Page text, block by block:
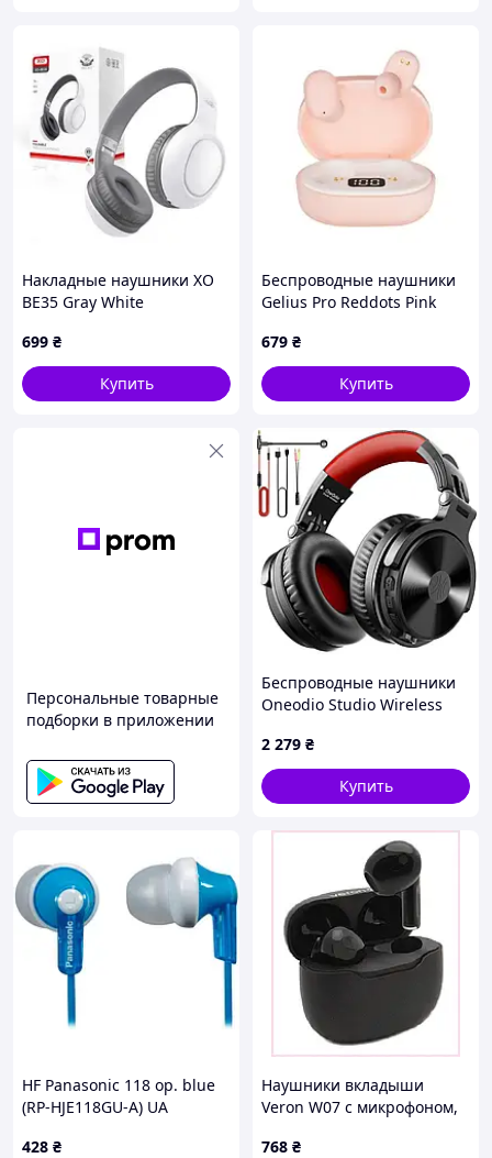
Накладные наушники XO
BE35 Gray White
699 ₴
Купить
Беспроводные наушники
Gelius Pro Reddots Pink
679 ₴
Купить
Персональные товарные
подборки в приложении
Беспроводные наушники
Oneodio Studio Wireless
2 279 ₴
Купить
HF Panasonic 118 ор. blue
(RP-HJE118GU-A) UA
428 ₴
Наушники вкладыши
Veron W07 с микрофоном,
768 ₴